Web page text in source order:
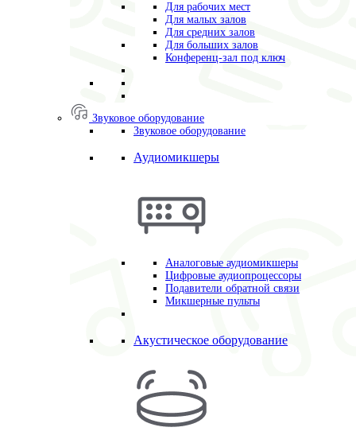
Для рабочих мест
Для малых залов
Для средних залов
Для больших залов
Конференц-зал под ключ
Звуковое оборудование
Звуковое оборудование
Аудиомикшеры
Аналоговые аудиомикшеры
Цифровые аудиопроцессоры
Подавители обратной связи
Микшерные пульты
Акустическое оборудование